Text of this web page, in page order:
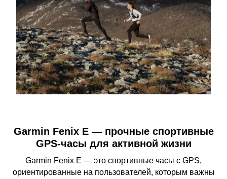
Garmin Fenix E — прочные спортивные
GPS-часы для активной жизни
Garmin Fenix E — это спортивные часы с GPS,
ориентированные на пользователей, которым важны